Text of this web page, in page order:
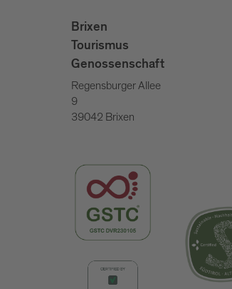
Brixen
Tourismus
Genossenschaft
Regensburger Allee
9
39042 Brixen